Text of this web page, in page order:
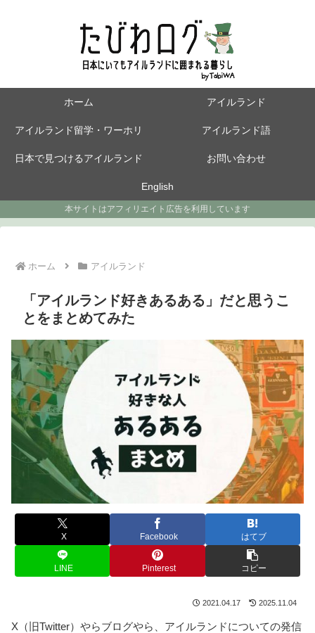
ホーム アイルランド
アイルランド留学・ワーホリ アイルランド語
日本で見つけるアイルランド お問い合わせ
English
本サイトはアフィリエイト広告を利用しています
ホーム アイルランド
「アイルランド好きあるある」だと思うこ
とをまとめてみた
X Facebook はてブ
LINE Pinterest コピー
2021.04.17 2025.11.04
X（旧Twitter）やらブログやら、アイルランドについての発信